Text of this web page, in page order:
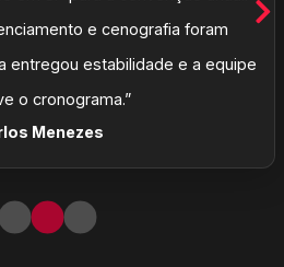
e cenografia foram
entregou estabilidade e a equipe
o cronograma.”
Menezes